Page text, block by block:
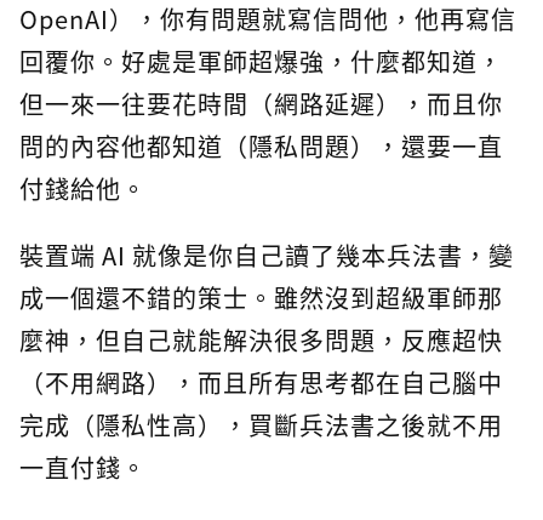
OpenAI），你有問題就寫信問他，他再寫信
回覆你。好處是軍師超爆強，什麼都知道，
但一來一往要花時間（網路延遲），而且你
問的內容他都知道（隱私問題），還要一直
付錢給他。
裝置端 AI 就像是你自己讀了幾本兵法書，變
成一個還不錯的策士。雖然沒到超級軍師那
麼神，但自己就能解決很多問題，反應超快
（不用網路），而且所有思考都在自己腦中
完成（隱私性高），買斷兵法書之後就不用
一直付錢。